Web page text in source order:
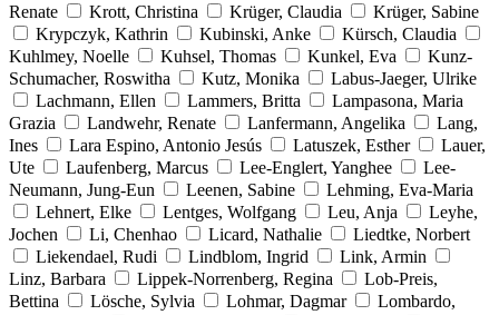
Renate
Krott, Christina Krüger, Claudia
Krüger, Sabine
Krypczyk, Kathrin
Kubinski, Anke
Kürsch, Claudia
Kuhlmey, Noelle
Kuhsel, Thomas Kunkel, Eva
Kunz-
Schumacher, Roswitha
Kutz, Monika
Labus-Jaeger, Ulrike
Lachmann, Ellen
Lammers, Britta
Lampasona, Maria
Grazia
Landwehr, Renate Lanfermann, Angelika
Lang,
Ines
Lara Espino, Antonio Jesús Latuszek, Esther
Lauer,
Ute
Laufenberg, Marcus Lee-Englert, Yanghee
Lee-
Neumann, Jung-Eun
Leenen, Sabine
Lehming, Eva-Maria
Lehnert, Elke
Lentges, Wolfgang Leu, Anja
Leyhe,
Jochen
Li, Chenhao Licard, Nathalie
Liedtke, Norbert
Liekendael, Rudi
Lindblom, Ingrid
Link, Armin
Linz, Barbara
Lippek-Norrenberg, Regina
Lob-Preis,
Bettina
Lösche, Sylvia Lohmar, Dagmar
Lombardo,